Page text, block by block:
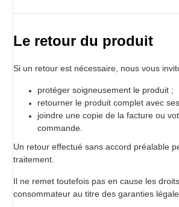
Le retour du produit
Si un retour est nécessaire, nous vous
protéger soigneusement le produit ;
retourner le produit complet avec
joindre une copie de la facture ou
commande.
Un retour effectué sans accord préalable
traitement.
Il ne remet toutefois pas en cause les
consommateur au titre des garanties